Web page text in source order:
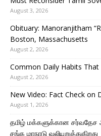
August 3, 2026
Obituary: Manoranjitham
Boston, Massachusetts
August 2, 2026
Common Daily Habits That
August 2, 2026
New Video: Fact Check on
August 1, 2026
தமிழ் மக்களுக்கான
சங்க மாநாடு வலியுறுத்துகிறது